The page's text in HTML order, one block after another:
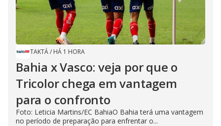
TAKTÁ/ HÁ 1 HORA
Bahia x Vasco: veja por que o
Tricolor chega em vantagem
para o confronto
Foto: Leticia Martins/EC BahiaO Bahia terá uma vantagem
no período de preparação para enfrentar o...